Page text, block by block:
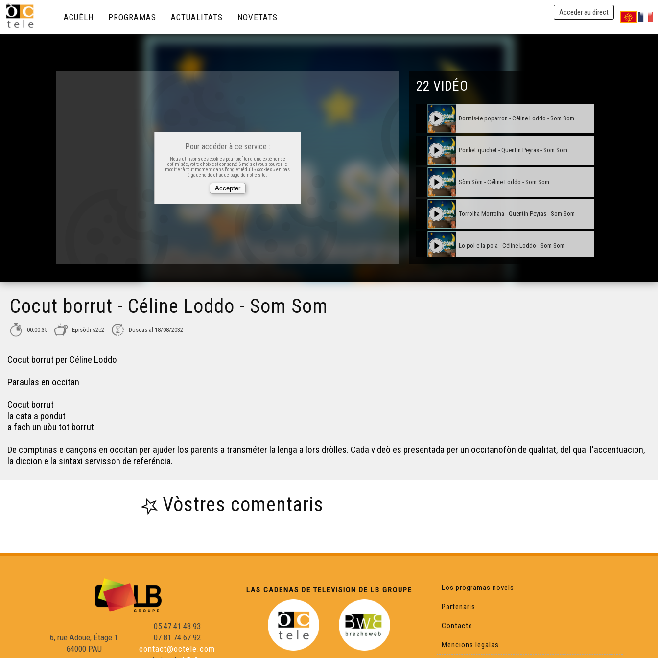
Acceder au direct
ACUÈLH PROGRAMAS ACTUALITATS NOVETATS
Pour accéder à ce service :
Nous utilisons des cookies pour profiter d'une expérience
optimisée, votre choix est conservé 6 mois et vous pouvez le
modifier à tout moment dans l'onglet réduit « cookies » en bas
à gauche de chaque page de notre site.
22 VIDÉO
Dialòg de sords al mercat cobèrt de Narbona -
Una pometa - Quentin Peyras - Som Som
Dormís-te poparron - Céline Loddo - Som Som
Ponhet quichet - Quentin Peyras - Som Som
Sòm Sòm - Céline Loddo - Som Som
Torrolha Morrolha - Quentin Peyras - Som Som
Lo pol e la pola - Céline Loddo - Som Som
Cocut borrut - Céline Loddo - Som Som
00:00:35 Episòdi s2e2 Duscas al 18/08/2032
Cocut borrut per Céline Loddo
Paraulas en occitan
Cocut borrut
la cata a pondut
a fach un uòu tot borrut
De comptinas e cançons en occitan per ajuder los parents a transméter la lenga a lors dròlles. Cada videò es presentada per un occitanofòn de qualitat, del qual l'accentuacion,
la diccion e la sintaxi servisson de referéncia.
Vòstres comentaris
6, rue Adoue, Étage 1
64000 PAU
05 47 41 48 93
07 81 74 67 92
contact@octele.com
LAS CADENAS DE TELEVISION DE LB GROUPE Los programas novels
Partenaris
Contacte
Mencions legalas